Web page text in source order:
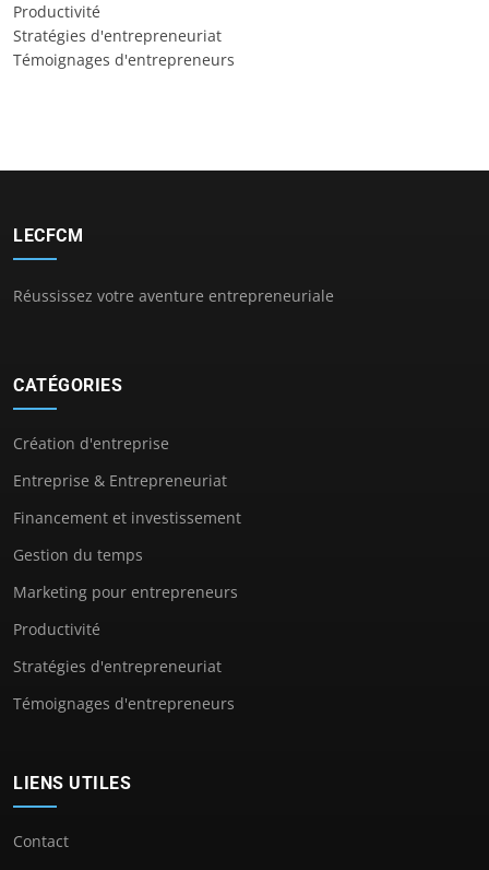
Productivité
Stratégies d'entrepreneuriat
Témoignages d'entrepreneurs
LECFCM
Réussissez votre aventure entrepreneuriale
CATÉGORIES
Création d'entreprise
Entreprise & Entrepreneuriat
Financement et investissement
Gestion du temps
Marketing pour entrepreneurs
Productivité
Stratégies d'entrepreneuriat
Témoignages d'entrepreneurs
LIENS UTILES
Contact